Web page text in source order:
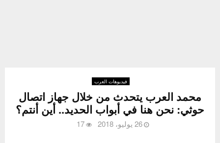
فيديوهات العرب
محمد العرب يتحدث من خلال جهاز اتصال
حوثي: نحن هنا في أبواب الحديد.. أين أنتم؟
26 يوليو، 2018 17